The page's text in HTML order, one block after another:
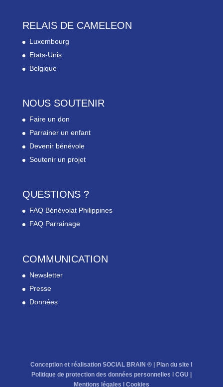
RELAIS DE CAMELEON
Luxembourg
Etats-Unis
Belgique
NOUS SOUTENIR
Faire un don
Parrainer un enfant
Devenir bénévole
Soutenir un projet
QUESTIONS ?
FAQ Bénévolat Philippines
FAQ Parrainage
COMMUNICATION
Newsletter
Presse
Données
Conception et réalisation SOCIAL BRAIN ® |Plan du site l
Politique de protection des données personnelles l CGU |
Mentions légales l Cookies